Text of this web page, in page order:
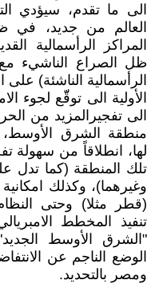
الى ما تقدم، سيؤدي
العالم من جديد، في
المراكز الرأسمالية
ظل الصراع الناشيء
الرأسمالية الناشئة) على
الأولية الى توقّّع لجوء
الى تفجيرالمزيد من
منطقة الشرق
لها، انطلاقاً من سهولة
تلك المنطقة (كما تدل
وغيرهما)، وكذلك
(قطر مثلا) وحتى
تنفيذ المخطط
"الشرق الأوسط
الوضع الناجم عن
ومصر بالتحديد.